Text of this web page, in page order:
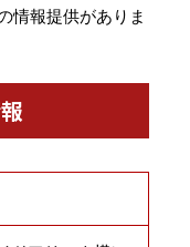
情報提供がありま